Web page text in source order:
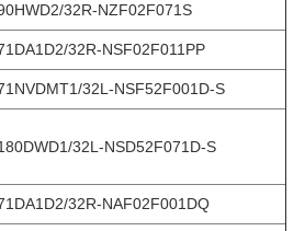
32R-NZF02F071S
32R-NSF02F011PP
32L-NSF52F001D-S
32L-NSD52F071D-S
32R-NAF02F001DQ